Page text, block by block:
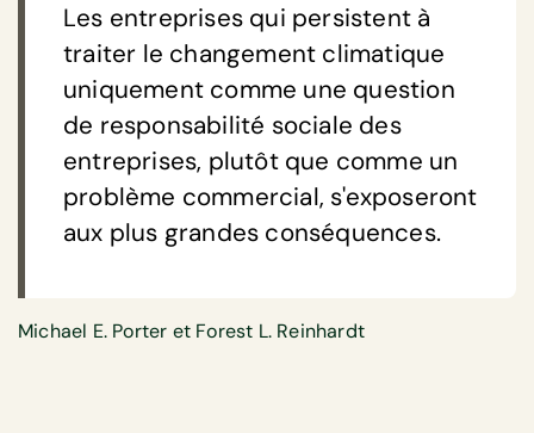
Les entreprises qui persistent à
traiter le changement climatique
uniquement comme une question
de responsabilité sociale des
entreprises, plutôt que comme un
problème commercial, s'exposeront
aux plus grandes conséquences.
Michael E. Porter et Forest L. Reinhardt